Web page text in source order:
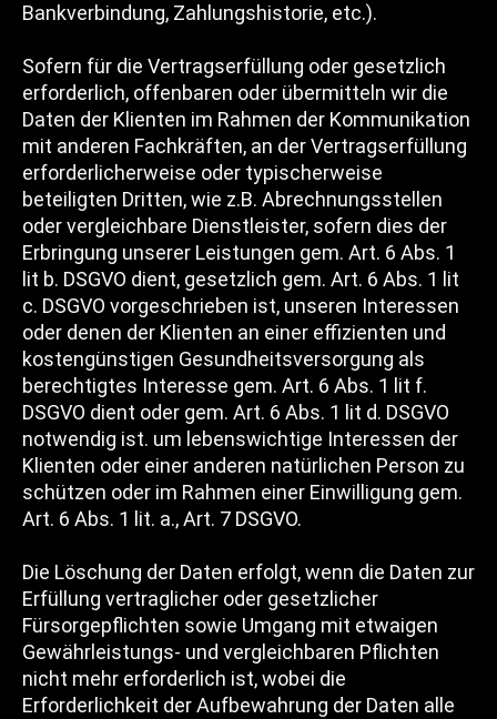
Bankverbindung, Zahlungshistorie, etc.).
Sofern für die Vertragserfüllung oder gesetzlich
erforderlich, offenbaren oder übermitteln wir die
Daten der Klienten im Rahmen der Kommunikation
mit anderen Fachkräften, an der Vertragserfüllung
erforderlicherweise oder typischerweise
beteiligten Dritten, wie z.B. Abrechnungsstellen
oder vergleichbare Dienstleister, sofern dies der
Erbringung unserer Leistungen gem. Art. 6 Abs. 1
lit b. DSGVO dient, gesetzlich gem. Art. 6 Abs. 1 lit
c. DSGVO vorgeschrieben ist, unseren Interessen
oder denen der Klienten an einer effizienten und
kostengünstigen Gesundheitsversorgung als
berechtigtes Interesse gem. Art. 6 Abs. 1 lit f.
DSGVO dient oder gem. Art. 6 Abs. 1 lit d. DSGVO
notwendig ist. um lebenswichtige Interessen der
Klienten oder einer anderen natürlichen Person zu
schützen oder im Rahmen einer Einwilligung gem.
Art. 6 Abs. 1 lit. a., Art. 7 DSGVO.
Die Löschung der Daten erfolgt, wenn die Daten zur
Erfüllung vertraglicher oder gesetzlicher
Fürsorgepflichten sowie Umgang mit etwaigen
Gewährleistungs- und vergleichbaren Pflichten
nicht mehr erforderlich ist, wobei die
Erforderlichkeit der Aufbewahrung der Daten alle